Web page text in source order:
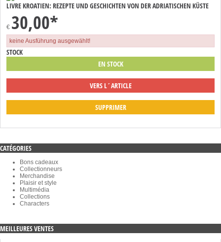
LIVRE KROATIEN: REZEPTE UND GESCHICHTEN VON DER ADRIATISCHEN KÜSTE
€ 30,00*
keine Ausführung ausgewählt!
STOCK
EN STOCK
VERS L´ARTICLE
SUPPRIMER
CATÉGORIES
Bons cadeaux
Collectionneurs
Merchandise
Plaisir et style
Multimédia
Collections
Characters
MEILLEURES VENTES